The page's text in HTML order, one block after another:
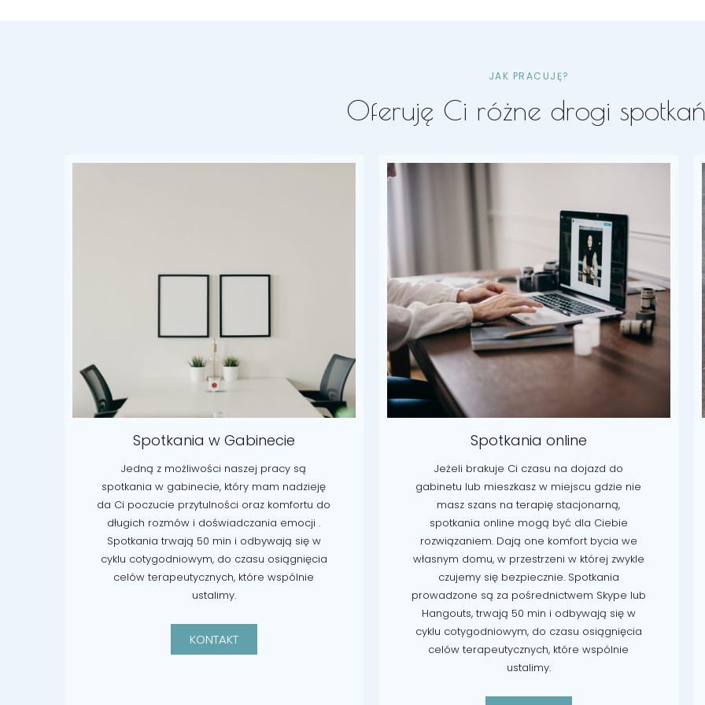
JAK PRACUJĘ?
Oferuję Ci różne drogi
Spotkania w Gabinecie
Jedną z możliwości naszej pracy są
spotkania w gabinecie, który mam nadzieję
da Ci poczucie przytulności oraz komfortu do
długich rozmów i doświadczania emocji .
Spotkania trwają 50 min i odbywają się w
cyklu cotygodniowym, do czasu osiągnięcia
celów terapeutycznych, które wspólnie
ustalimy.
KONTAKT
Spotkania online
Jeżeli brakuje Ci czasu na dojazd do
gabinetu lub mieszkasz w miejscu gdzie nie
masz szans na terapię stacjonarną,
spotkania online mogą być dla Ciebie
rozwiązaniem. Dają one komfort bycia we
własnym domu, w przestrzeni w której zwykle
czujemy się bezpiecznie. Spotkania
prowadzone są za pośrednictwem Skype lub
Hangouts, trwają 50 min i odbywają się w
cyklu cotygodniowym, do czasu osiągnięcia
celów terapeutycznych, które wspólnie
ustalimy.